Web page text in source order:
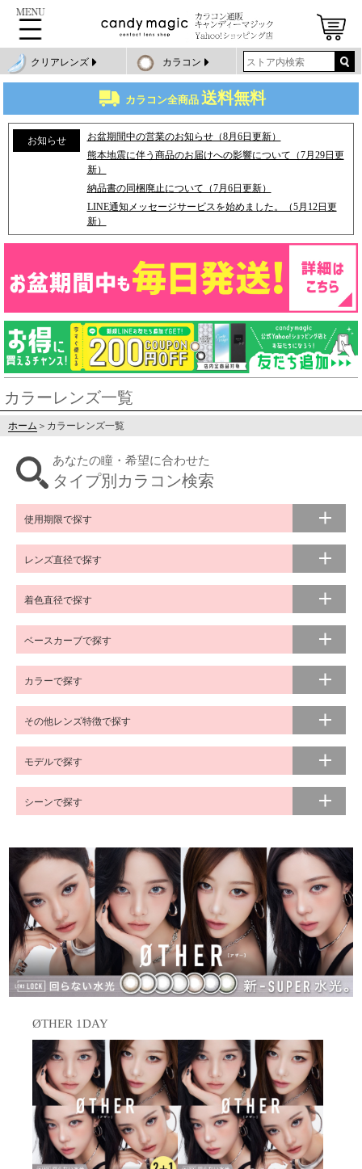
クリアレンズ カラコン
カラコン全商品 送料無料
お知らせ
お盆期間中の営業のお知らせ（8月6日更新）
熊本地震に伴う商品のお届けへの影響について（7月29日更
新）
納品書の同梱廃止について（7月6日更新）
LINE通知メッセージサービスを始めました。（5月12日更
新）
カラーレンズ一覧
ホーム ＞ カラーレンズ一覧
あなたの瞳・希望に合わせた
タイプ別カラコン検索
使用期限で探す
レンズ直径で探す
着色直径で探す
ベースカーブで探す
カラーで探す
その他レンズ特徴で探す
モデルで探す
シーンで探す
ØTHER 1DAY